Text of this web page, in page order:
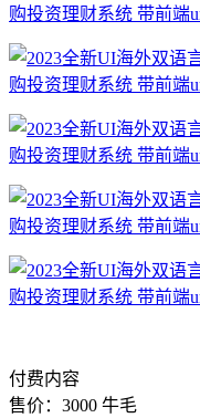
付费内容
售价： 3000 牛毛